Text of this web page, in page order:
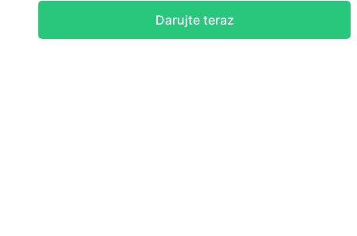
Darujte teraz